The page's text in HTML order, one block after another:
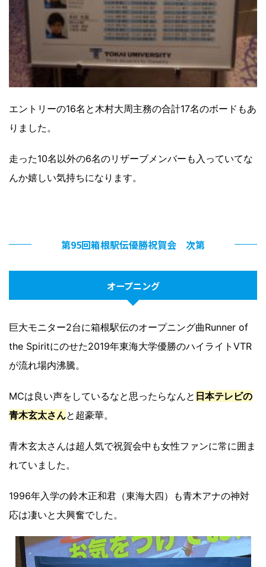
エントリーの16名と木村大周主務の合計17名のボードもあ
りました。
走った10名以外の6名のリザーブメンバーも入っていてな
んか嬉しい気持ちになります。
第95回箱根駅伝優勝祝賀会 次第
オープニング
巨大モニター2台に箱根駅伝のオープニング曲Runner of
the Spiritにのせた2019年東海大学優勝のハイライトVTR
が流れ場内沸騰。
MCは良い声をしているなと思ったらなんと 日本テレビの
青木玄太さんと超豪華。
青木玄太さんは超人気で祝賀会中も女性ファンに常に囲ま
れていました。
1996年入学の鈴木正和君（東海大四）も青木アナの神対
応は凄いと大興奮でした。